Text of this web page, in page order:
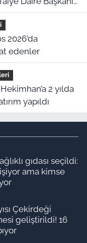
açıkladı
edenler
yapıldı
gıdası seçildi:
ama kimse
Çekirdeği
geliştirildi! 16